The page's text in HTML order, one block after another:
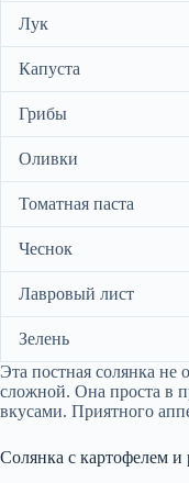
Лук
Капуста
Грибы
Оливки
Томатная паста
Чеснок
Лавровый лист
Зелень
Эта постная солянка не
сложной. Она проста в
вкусами. Приятного
Солянка с картофелем